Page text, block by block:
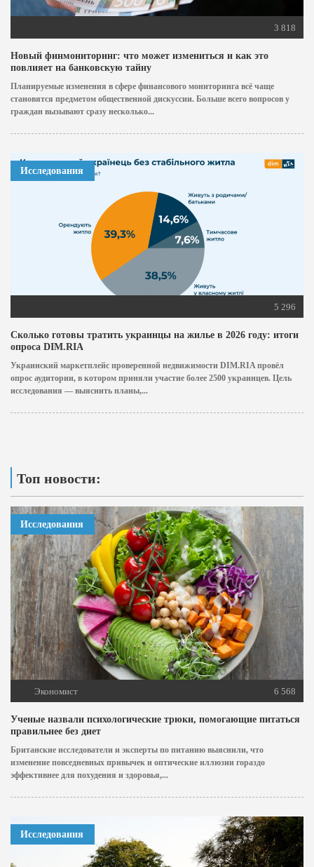
3 818
Новый финмониторинг: что может измениться и как это
повлияет на банковскую тайну
Планируемые изменения в сфере финансового мониторинга всё чаще
становятся предметом общественной дискуссии. Больше всего вопросов у
граждан вызывают сразу несколько...
Исследования
5 296
Сколько готовы тратить украинцы на жилье в 2026 году: итоги
опроса DIM.RIA
Украинский маркетплейс проверенной недвижимости DIM.RIA провёл
опрос аудитории, в котором приняли участие более 2500 украинцев. Цель
исследования — выяснить планы,...
Топ новости:
Исследования
Экономист 6 568
Ученые назвали психологические трюки, помогающие питаться
правильнее без диет
Британские исследователи и эксперты по питанию выяснили, что
изменение повседневных привычек и оптические иллюзии гораздо
эффективнее для похудения и здоровья,...
Исследования